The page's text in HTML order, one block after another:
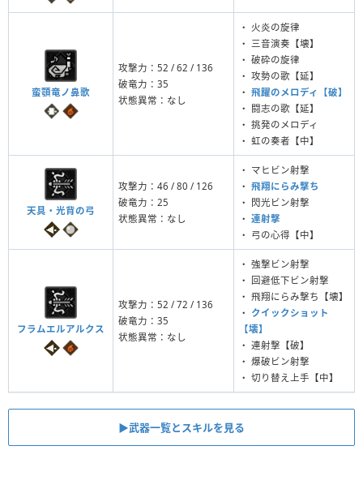
蛮顎竜ノ鼻歌
攻撃力：52 / 62 / 136
破竜力：35
状態異常：なし
・ 火炎の旋律
・ 三音演奏【壊】
・ 破砕の旋律
・ 攻勢の歌【延】
・ 飛躍のメロディ【破】
・ 闘志の歌【延】
・ 挑発のメロディ
・ 虹の奏者【中】
天具・光背の弓
攻撃力：46 / 80 / 126
破竜力：25
状態異常：なし
・ マヒビン射撃
・ 飛翔にらみ撃ち
・ 閃光ビン射撃
・ 連射撃
・ 弓の心得【中】
フラムエルアルクス
攻撃力：52 / 72 / 136
破竜力：35
状態異常：なし
・ 強撃ビン射撃
・ 回避低下ビン射撃
・ 飛翔にらみ撃ち【壊】
・ クイックショット
【壊】
・ 連射撃【破】
・ 爆破ビン射撃
・ 切り替え上手【中】
▶︎武器一覧とスキルを見る